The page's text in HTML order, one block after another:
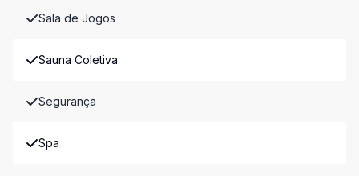
Sala de Jogos
Sauna Coletiva
Segurança
Spa